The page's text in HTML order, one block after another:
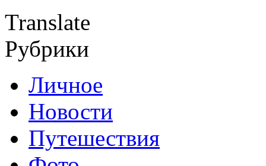
Translate
Рубрики
Личное
Новости
Путешествия